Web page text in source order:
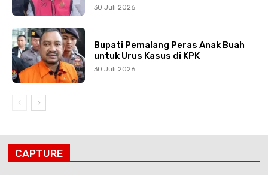
30 Juli 2026
Bupati Pemalang Peras Anak Buah
untuk Urus Kasus di KPK
30 Juli 2026
CAPTURE